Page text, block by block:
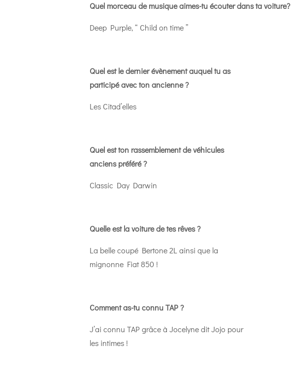
Quel morceau de musique aimes-tu écouter dans ta voiture?
Deep Purple, “ Child on time ”
Quel est le dernier évènement auquel tu as
participé avec ton ancienne ?
Les Citad’elles
Quel est ton rassemblement de véhicules
anciens préféré ?
Classic Day Darwin
Quelle est la voiture de tes rêves ?
La belle coupé Bertone 2L ainsi que la
mignonne Fiat 850 !
Comment as-tu connu TAP ?
J’ai connu TAP grâce à Jocelyne dit Jojo pour
les intimes !